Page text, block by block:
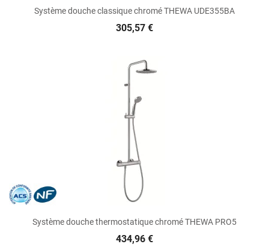
Système douche classique chromé THEWA UDE355BA
305,57 €
Système douche thermostatique chromé THEWA PRO5
434,96 €